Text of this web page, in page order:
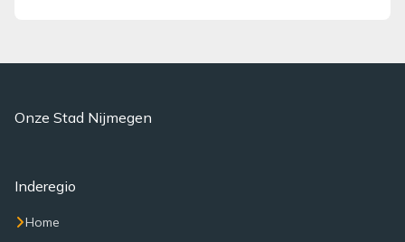
Onze Stad Nijmegen
Inderegio
Home